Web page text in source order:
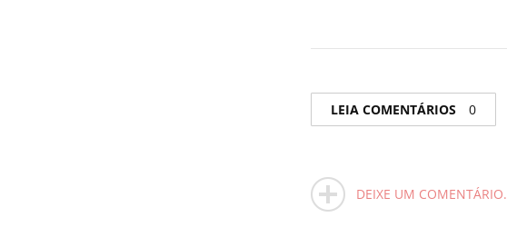
LEIA COMENTÁRIOS 0
DEIXE UM COMENTÁRIO.